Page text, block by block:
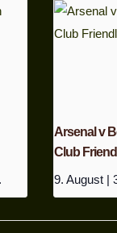
Arsenal v
Club
9. August |